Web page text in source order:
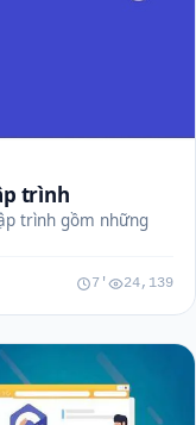
trình
trình gồm những
7' 24,139